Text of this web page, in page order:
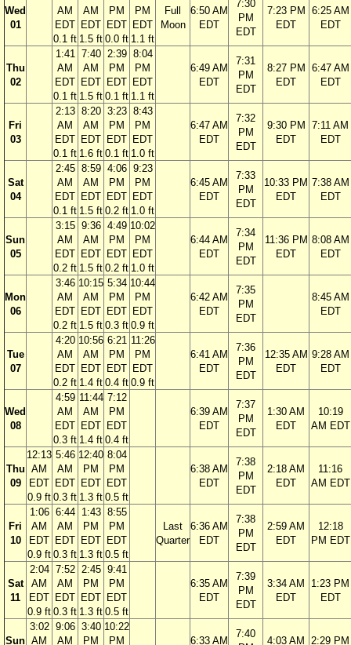
Wed
01
AM
EDT
0.1 ft
AM
EDT
1.5 ft
PM
EDT
0.0 ft
PM
EDT
1.1 ft
Full
Moon
6:50 AM
EDT
7:30
PM
EDT
7:23 PM
EDT
6:25 AM
EDT
Thu
02
1:41
AM
EDT
0.1 ft
7:40
AM
EDT
1.5 ft
2:39
PM
EDT
0.1 ft
8:04
PM
EDT
1.1 ft
6:49 AM
EDT
7:31
PM
EDT
8:27 PM
EDT
6:47 AM
EDT
Fri
03
2:13
AM
EDT
0.1 ft
8:20
AM
EDT
1.6 ft
3:23
PM
EDT
0.1 ft
8:43
PM
EDT
1.0 ft
6:47 AM
EDT
7:32
PM
EDT
9:30 PM
EDT
7:11 AM
EDT
Sat
04
2:45
AM
EDT
0.1 ft
8:59
AM
EDT
1.5 ft
4:06
PM
EDT
0.2 ft
9:23
PM
EDT
1.0 ft
6:45 AM
EDT
7:33
PM
EDT
10:33 PM
EDT
7:38 AM
EDT
Sun
05
3:15
AM
EDT
0.2 ft
9:36
AM
EDT
1.5 ft
4:49
PM
EDT
0.2 ft
10:02
PM
EDT
1.0 ft
6:44 AM
EDT
7:34
PM
EDT
11:36 PM
EDT
8:08 AM
EDT
Mon
06
3:46
AM
EDT
0.2 ft
10:15
AM
EDT
1.5 ft
5:34
PM
EDT
0.3 ft
10:44
PM
EDT
0.9 ft
6:42 AM
EDT
7:35
PM
EDT
8:45 AM
EDT
Tue
07
4:20
AM
EDT
0.2 ft
10:56
AM
EDT
1.4 ft
6:21
PM
EDT
0.4 ft
11:26
PM
EDT
0.9 ft
6:41 AM
EDT
7:36
PM
EDT
12:35 AM
EDT
9:28 AM
EDT
Wed
08
4:59
AM
EDT
0.3 ft
11:44
AM
EDT
1.4 ft
7:12
PM
EDT
0.4 ft
6:39 AM
EDT
7:37
PM
EDT
1:30 AM
EDT
10:19
AM EDT
Thu
09
12:13
AM
EDT
0.9 ft
5:46
AM
EDT
0.3 ft
12:40
PM
EDT
1.3 ft
8:04
PM
EDT
0.5 ft
6:38 AM
EDT
7:38
PM
EDT
2:18 AM
EDT
11:16
AM EDT
Fri
10
1:06
AM
EDT
0.9 ft
6:44
AM
EDT
0.3 ft
1:43
PM
EDT
1.3 ft
8:55
PM
EDT
0.5 ft
Last
Quarter
6:36 AM
EDT
7:38
PM
EDT
2:59 AM
EDT
12:18
PM EDT
Sat
11
2:04
AM
EDT
0.9 ft
7:52
AM
EDT
0.3 ft
2:45
PM
EDT
1.3 ft
9:41
PM
EDT
0.5 ft
6:35 AM
EDT
7:39
PM
EDT
3:34 AM
EDT
1:23 PM
EDT
Sun
3:02
AM
9:06
AM
3:40
PM
10:22
PM
6:33 AM
7:40
4:03 AM
2:29 PM